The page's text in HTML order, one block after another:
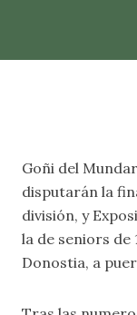
Goñi del
disputarán la
división, y
la de seniors de
Donostia, a